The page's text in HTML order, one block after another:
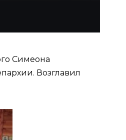
Симеона
Возглавил